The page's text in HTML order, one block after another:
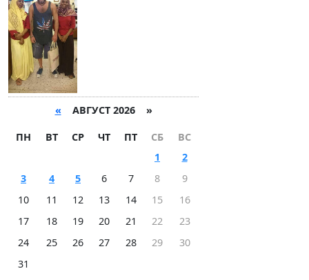
« АВГУСТ 2026 »
ПН ВТ СР ЧТ ПТ СБ
ВС
1
2
3
4 5 6 7 8
9
10
11 12 13 14 15
16
17
18 19 20 21 22
23
24
25 26 27 28 29
30
31